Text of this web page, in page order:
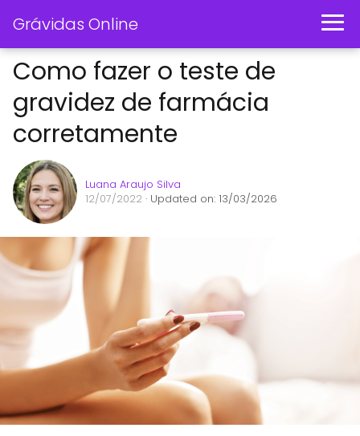
Grávidas Online
Como fazer o teste de
gravidez de farmácia
corretamente
Luana Araujo Silva
12/07/2022 · Updated on: 13/03/2026